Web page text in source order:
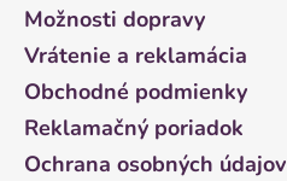
Možnosti dopravy
Vrátenie a reklamácia
Obchodné podmienky
Reklamačný poriadok
Ochrana osobných údajov